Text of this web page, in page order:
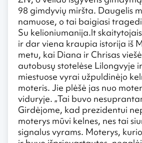
98 gimdyvių miršta. Daugelis
namuose, o tai baigiasi
Su kelioniumanija.lt
ir dar viena kraupia istorija iš
metu, kai Diana ir Chrisas
autobusų stotelėse Lilongvyje
miestuose vyrai užpuldinėjo
moteris. Jie plėšė jas nuo
viduryje. „Tai buvo
Girdėjome, kad prezidentui
moterys mūvi kelnes, nes tai
signalus vyrams. Moterys,